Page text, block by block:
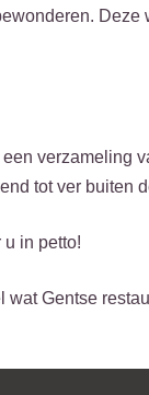
Deze
verzameling
tot ver buiten
in petto!
Gentse